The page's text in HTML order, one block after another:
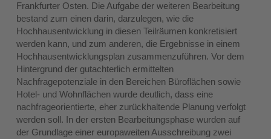
Frankfurter Osten. Die Aufgabe der weiteren Bearbeitung
bestand zum einen darin, darzulegen, wie die
Hochhausentwicklung in diesen Teilräumen konkretisiert
werden kann, und zum anderen, die Ergebnisse in einem
Hochhausentwicklungsplan zusammenzuführen. Vor dem
Hintergrund der gutachterlich ermittelten
Nachfragepotenziale in den Bereichen Büroflächen sowie
Hotel- und Wohnflächen wurde deutlich, dass eine
nachfrageorientierte, eher zurückhaltende Planung verfolgt
werden soll. In der ersten Bearbeitungsphase wurden auf
der Grundlage einer europaweiten Ausschreibung zwei